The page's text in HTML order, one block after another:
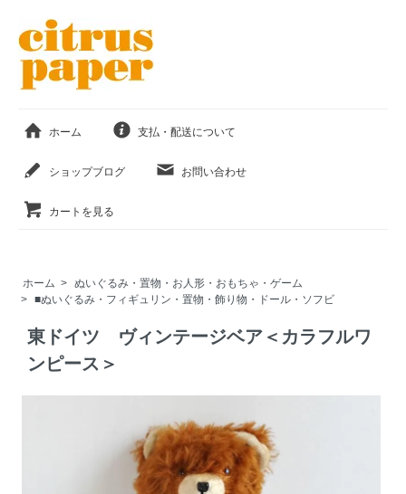
ホーム 支払・配送について
ショップブログ お問い合わせ
カートを見る
ホーム > ぬいぐるみ・置物・お人形・おもちゃ・ゲーム
> ■ぬいぐるみ・フィギュリン・置物・飾り物・ドール・ソフビ
東ドイツ ヴィンテージベア＜カラフルワ
ンピース＞